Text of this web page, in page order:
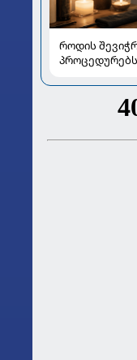
როდის
პროცედურებს